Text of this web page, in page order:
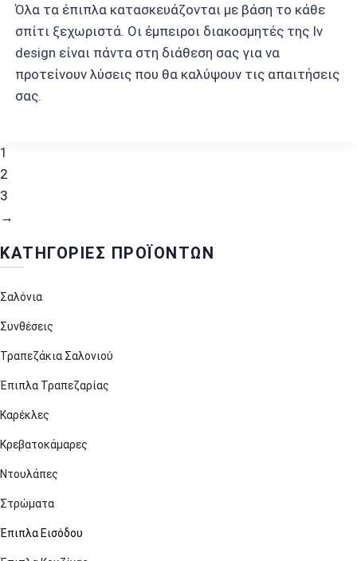
Όλα τα έπιπλα κατασκευάζονται με βάση το κάθε
σπίτι ξεχωριστά. Οι έμπειροι διακοσμητές της Iv
design είναι πάντα στη διάθεση σας για να
προτείνουν λύσεις που θα καλύψουν τις απαιτήσεις
σας.
1
2
3
→
ΚΑΤΗΓΟΡΊΕΣ ΠΡΟΪΌΝΤΩΝ
Σαλόνια
Συνθέσεις
Τραπεζάκια Σαλονιού
Έπιπλα Τραπεζαρίας
Καρέκλες
Κρεβατοκάμαρες
Ντουλάπες
Στρώματα
Έπιπλα Εισόδου